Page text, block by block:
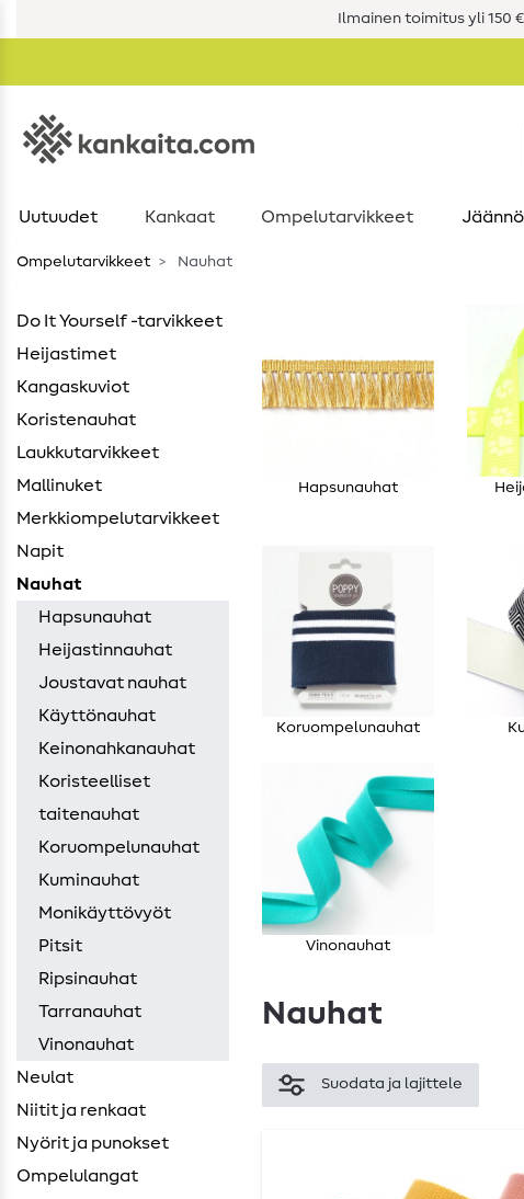
Ilmainen toimitus yli 150
Uutuudet Kankaat Ompelutarvikkeet
Ompelutarvikkeet Nauhat
Do It Yourself -tarvikkeet
Heijastimet
Kangaskuviot
Koristenauhat
Laukkutarvikkeet
Mallinuket
Merkkiompelutarvikkeet
Napit
Nauhat
Hapsunauhat
Heijastinnauhat
Joustavat nauhat
Käyttönauhat
Keinonahkanauhat
Koristeelliset
taitenauhat
Koruompelunauhat
Kuminauhat
Monikäyttövyöt
Pitsit
Ripsinauhat
Tarranauhat
Vinonauhat
Neulat
Niitit ja renkaat
Nyörit ja punokset
Ompelulangat
Hapsunauhat
Koruompelunauhat
Vinonauhat
Nauhat
Suodata ja lajittele